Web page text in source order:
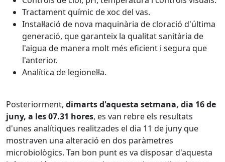
Tractament químic de xoc del vas.
Instal·lació de nova maquinària de cloració d'última
generació, que garanteix la qualitat sanitària de
l'aigua de manera molt més eficient i segura que
l'anterior.
Analítica de legionel·la.
Posteriorment, dimarts d'aquesta setmana, dia 16 de
juny, a les 07.31 hores, es van rebre els resultats
d'unes analítiques realitzades el dia 11 de juny que
mostraven una alteració en dos paràmetres
microbiològics. Tan bon punt es va disposar d'aquesta